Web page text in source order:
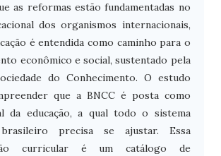
as reformas estão fundamentadas no
dos organismos internacionais,
é entendida como caminho para o
econômico e social, sustentado pela
do Conhecimento. O estudo
que a BNCC é posta como
da educação, a qual todo o sistema
brasileiro precisa se ajustar. Essa
curricular é um catálogo de